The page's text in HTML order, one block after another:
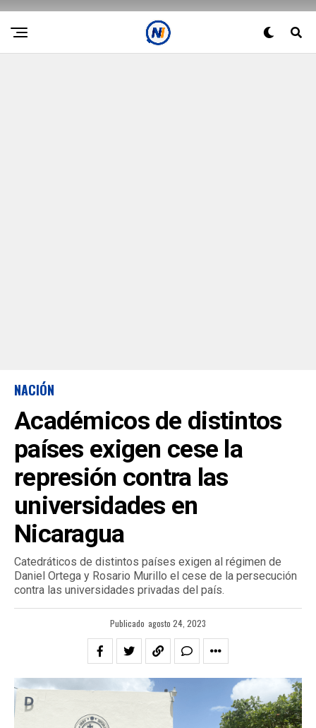
NACIÓN
Académicos de distintos
países exigen cese la
represión contra las
universidades en
Nicaragua
Catedráticos de distintos países exigen al régimen de
Daniel Ortega y Rosario Murillo el cese de la persecución
contra las universidades privadas del país.
Publicado agosto 24, 2023